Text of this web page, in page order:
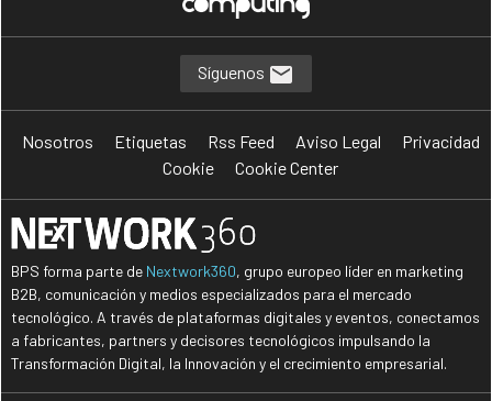
Síguenos
Nosotros Etiquetas Rss Feed Aviso Legal
Privacidad
Cookie
Cookie Center
BPS forma parte de Nextwork360, grupo europeo líder en marketing
B2B, comunicación y medios especializados para el mercado
tecnológico. A través de plataformas digitales y eventos, conectamos
a fabricantes, partners y decisores tecnológicos impulsando la
Transformación Digital, la Innovación y el crecimiento empresarial.